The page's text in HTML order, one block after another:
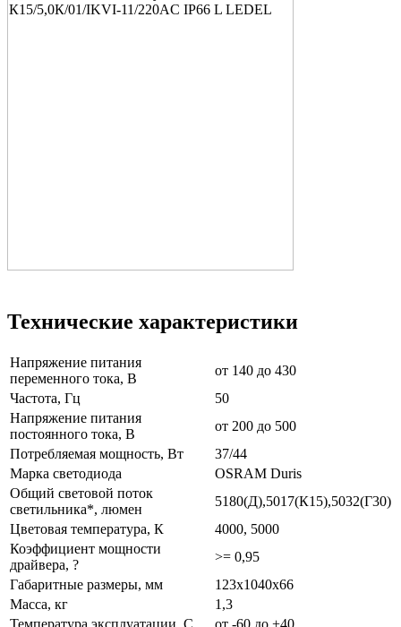
Технические характеристики
Напряжение питания
переменного тока, В
от 140 до 430
Частота, Гц
50
Напряжение питания
постоянного тока, В
от 200 до 500
Потребляемая мощность, Вт
37/44
Марка светодиода
OSRAM Duris
Общий световой поток
светильника*, люмен
5180(Д),5017(К15),5032(Г30)
Цветовая температура, К
4000, 5000
Коэффициент мощности
драйвера, ?
>= 0,95
Габаритные размеры, мм
123х1040х66
Масса, кг
1,3